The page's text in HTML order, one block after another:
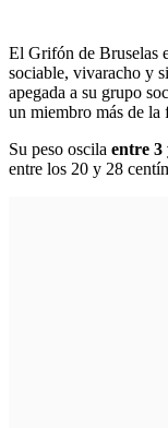
El Grifón de Bruselas
sociable, vivaracho y
apegada a su grupo
un miembro más de la
Su peso oscila entre 3
entre los 20 y 28